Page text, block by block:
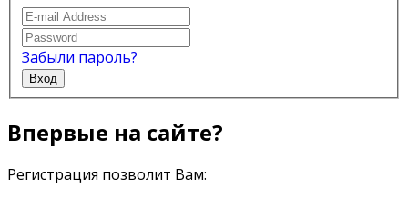
Забыли пароль?
Вход
Впервые на сайте?
Регистрация позволит Вам: